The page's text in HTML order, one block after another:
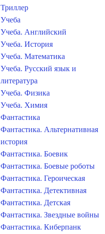
Триллер
Учеба
Учеба. Английский
Учеба. История
Учеба. Математика
Учеба. Русский язык и
литература
Учеба. Физика
Учеба. Химия
Фантастика
Фантастика. Альтернативная
история
Фантастика. Боевик
Фантастика. Боевые роботы
Фантастика. Героическая
Фантастика. Детективная
Фантастика. Детская
Фантастика. Звездные войны
Фантастика. Киберпанк